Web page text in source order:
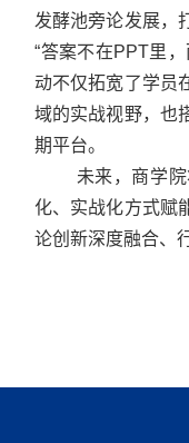
发酵池旁论发展，
“答案不在PPT里
动不仅拓宽了学员
域的实战视野，也
期平台。
未来，商学
化、实战化方式赋
论创新深度融合、